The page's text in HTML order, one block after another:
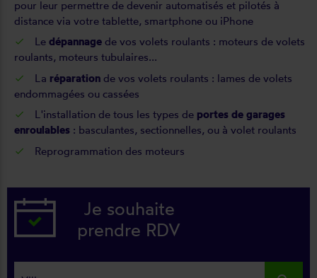
pour leur permettre de devenir automatisés et pilotés à
distance via votre tablette, smartphone ou iPhone
Le dépannage de vos volets roulants : moteurs de volets
roulants, moteurs tubulaires...
La réparation de vos volets roulants : lames de volets
endommagées ou cassées
L'installation de tous les types de portes de garages
enroulables : basculantes, sectionnelles, ou à volet roulants
Reprogrammation des moteurs
Je souhaite
prendre RDV